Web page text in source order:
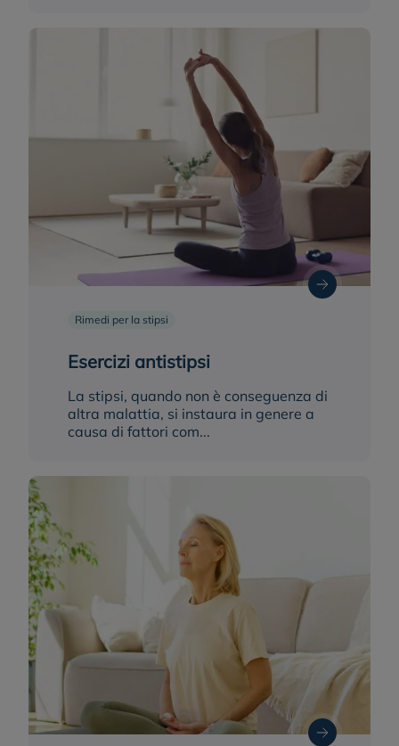
Rimedi per la stipsi
Esercizi antistipsi
La stipsi, quando non è conseguenza di
altra malattia, si instaura in genere a
causa di fattori com...